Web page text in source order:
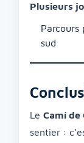
Plusieurs
sud
Le Camí de
sentier :